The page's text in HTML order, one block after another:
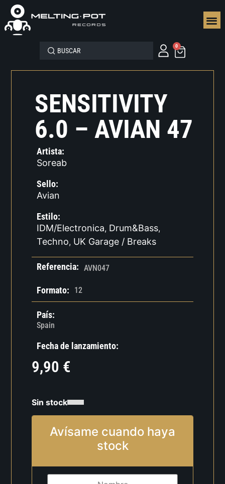
0
SENSITIVITY
6.0 – AVIAN 47
Artista:
Soreab
Sello:
Avian
Estilo:
IDM/Electronica, Drum&Bass,
Techno, UK Garage / Breaks
Referencia: AVN047
Formato: 12
País:
Spain
Fecha de lanzamiento:
9,90 €
Sin stock
Avísame cuando haya
stock